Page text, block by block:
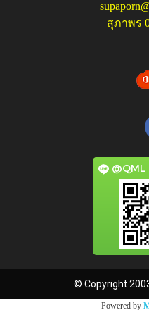
สุภาพร
@QML
© Copyright
Powered by